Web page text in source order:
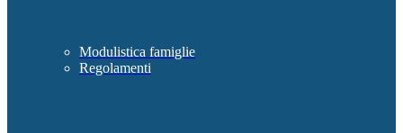
Modulistica famiglie
Regolamenti